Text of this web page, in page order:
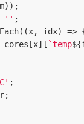
'' ;
(x, idx) =>
+= cores[x][
`temp
;